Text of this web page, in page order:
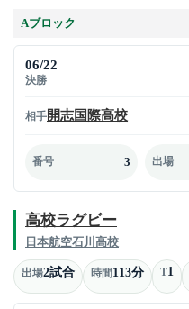
Aブロック
06/22
決勝
相手開志国際高校
番号 3 出場
高校ラグビー
日本航空石川高校
出場2試合 時間113分 T1